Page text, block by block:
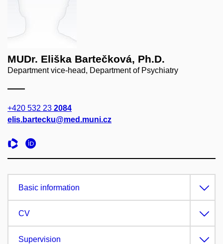
MUDr. Eliška Bartečková, Ph.D.
Department vice-head, Department of Psychiatry
+420 532 23 2084
elis.bartecku@med.muni.cz
Basic information
CV
Supervision